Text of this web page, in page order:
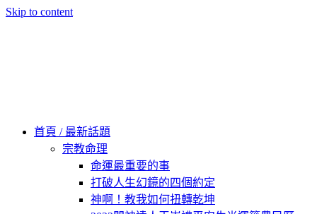
Skip to content
首頁 / 最新話題
宗教命理
命運最重要的事
打破人生幻鏡的四個約定
神啊！教我如何扭轉乾坤